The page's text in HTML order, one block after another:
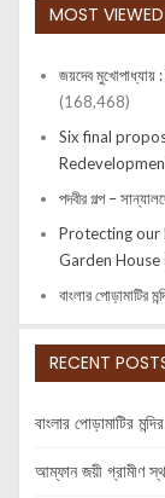
MOST
জয়দেব মুখোপাধ্যায় :
(168,468)
Six final
পদবীর গল্প –
Protecting our
Garden House
বাংলার পোড়ামাটির
RECENT
বাংলার পোড়ামাটির
আম্ফান জয়ী গ্রামীণ